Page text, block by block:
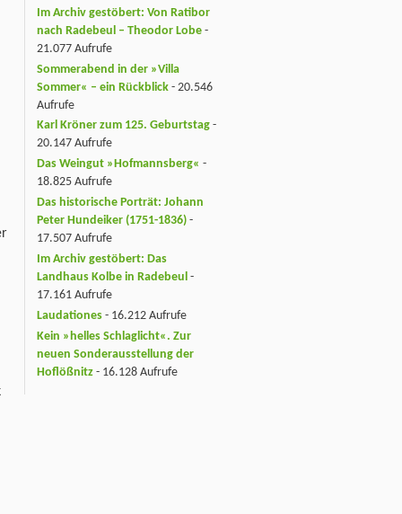
Im Archiv gestöbert: Von Ratibor
nach Radebeul – Theodor Lobe -
21.077 Aufrufe
Sommerabend in der »Villa
Sommer« – ein Rückblick - 20.546
Aufrufe
Karl Kröner zum 125. Geburtstag -
20.147 Aufrufe
Das Weingut »Hofmannsberg« -
18.825 Aufrufe
Das historische Porträt: Johann
Peter Hundeiker (1751-1836) -
17.507 Aufrufe
Im Archiv gestöbert: Das
Landhaus Kolbe in Radebeul -
17.161 Aufrufe
Laudationes - 16.212 Aufrufe
Kein »helles Schlaglicht«. Zur
neuen Sonderausstellung der
Hoflößnitz - 16.128 Aufrufe